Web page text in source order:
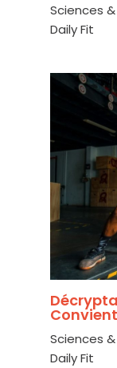
Sciences
Daily Fit
Sciences
Daily Fit